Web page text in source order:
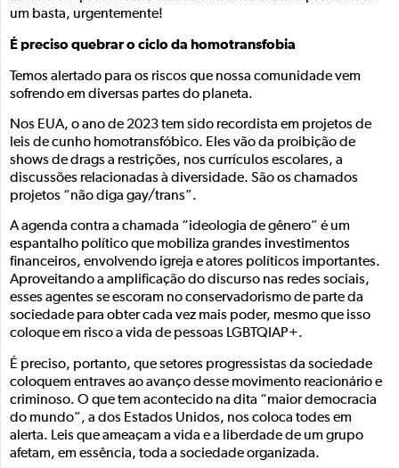
um basta, urgentemente!
É preciso quebrar o ciclo da homotransfobia
Temos alertado para os riscos que nossa comunidade vem
sofrendo em diversas partes do planeta.
Nos EUA, o ano de 2023 tem sido recordista em projetos de
leis de cunho homotransfóbico. Eles vão da proibição de
shows de drags a restrições, nos currículos escolares, a
discussões relacionadas à diversidade. São os chamados
projetos “não diga gay/trans”.
A agenda contra a chamada “ideologia de gênero” é um
espantalho político que mobiliza grandes investimentos
financeiros, envolvendo igreja e atores políticos importantes.
Aproveitando a amplificação do discurso nas redes sociais,
esses agentes se escoram no conservadorismo de parte da
sociedade para obter cada vez mais poder, mesmo que isso
coloque em risco a vida de pessoas LGBTQIAP+.
É preciso, portanto, que setores progressistas da sociedade
coloquem entraves ao avanço desse movimento reacionário e
criminoso. O que tem acontecido na dita “maior democracia
do mundo”, a dos Estados Unidos, nos coloca todes em
alerta. Leis que ameaçam a vida e a liberdade de um grupo
afetam, em essência, toda a sociedade organizada.